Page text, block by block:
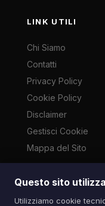
Questo sito
Utilizziamo cookie
LINK UTILI
Chi Siamo
Contatti
Privacy Policy
Cookie Policy
Disclaimer
Gestisci Cookie
Mappa del Sito
Le immagini